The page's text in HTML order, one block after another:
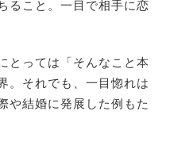
ること。一目で相手に恋
とっては「そんなこと本
。それでも、一目惚れは
や結婚に発展した例もた